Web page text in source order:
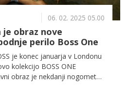
06. 02. 2025 05.00
je obraz nove
perilo Boss One
je konec januarja v Londonu
kolekcijo BOSS ONE
obraz je nekdanji nogometaš